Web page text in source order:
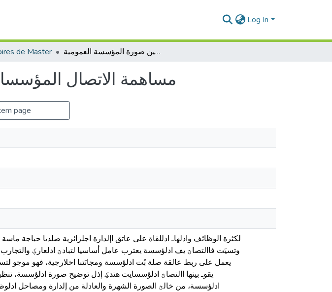
Log In
de Master مساهمة الاتصال المؤسساتي في تحسين صورة المؤسسة العمومية
مساهمة الاتصال
page
لكثرة الوظائف وادلهاـ ادللقاة على عاتق اإلدارة اجلزائرية صلدىا حباجة
وتسيَت فاالتصاؿ يف ادلؤسسة يعترب عامل أساسيا لتبادؿ ادلعارؼ والتجارب
يعمل على ربط عالقة صلة بُت ادلؤسسة ومجاىَتىا اخلارجية، فهو موجو
يقوـ بينها االتصاؿ ادلؤسسايت هتدؼ إذل توضيح صورة ادلؤسسة،
ادلؤسسة، من خالؿ الصورة الشهرة والعادلة من إلدارة ومصاحل